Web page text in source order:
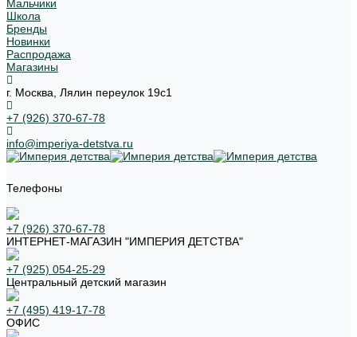
Мальчики
Школа
Бренды
Новинки
Распродажа
Магазины
г. Москва, Лялин переулок 19с1
+7 (926) 370-67-78
info@imperiya-detstva.ru
Телефоны
+7 (926) 370-67-78
ИНТЕРНЕТ-МАГАЗИН "ИМПЕРИЯ ДЕТСТВА"
+7 (925) 054-25-29
Центральный детский магазин
+7 (495) 419-17-78
ОФИС